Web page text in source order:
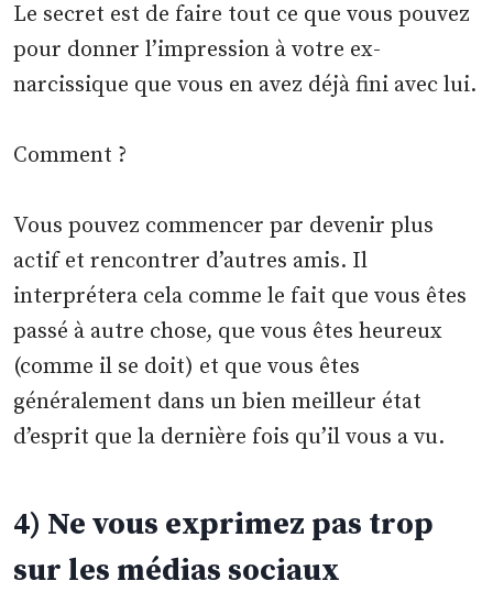
Le secret est de faire tout ce que vous pouvez
pour donner l’impression à votre ex-
narcissique que vous en avez déjà fini avec lui.
Comment ?
Vous pouvez commencer par devenir plus
actif et rencontrer d’autres amis. Il
interprétera cela comme le fait que vous êtes
passé à autre chose, que vous êtes heureux
(comme il se doit) et que vous êtes
généralement dans un bien meilleur état
d’esprit que la dernière fois qu’il vous a vu.
4) Ne vous exprimez pas trop
sur les médias sociaux